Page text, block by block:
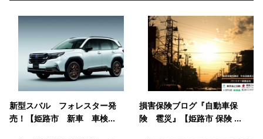
新型スバル フォレスター発
売！【姫路市 新車 車検...
損害保険ブログ『自動車保
険 雹災』【姫路市 保険 ...